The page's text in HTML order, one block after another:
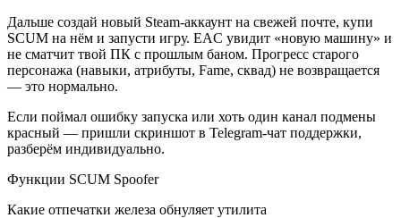
Дальше создай новый Steam-аккаунт на свежей почте, купи
SCUM на нём и запусти игру. EAC увидит «новую машину» и
не сматчит твой ПК с прошлым баном. Прогресс старого
персонажа (навыки, атрибуты, Fame, сквад) не возвращается
— это нормально.
Если поймал ошибку запуска или хоть один канал подмены
красный — пришли скриншот в Telegram-чат поддержки,
разберём индивидуально.
Функции SCUM Spoofer
Какие отпечатки железа обнуляет утилита